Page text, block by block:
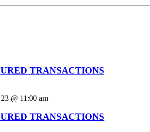
TRANSACTIONS
@ 11:00 am
TRANSACTIONS